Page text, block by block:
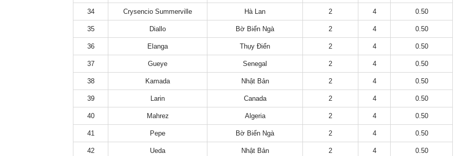
34 Crysencio Summerville Hà Lan 2 4 0.50
35 Diallo Bờ Biển Ngà 2 4 0.50
36 Elanga Thụy Điển 2 4 0.50
37 Gueye Senegal 2 4 0.50
38 Kamada Nhật Bản 2 4 0.50
39 Larin Canada 2 4 0.50
40 Mahrez Algeria 2 4 0.50
41 Pepe Bờ Biển Ngà 2 4 0.50
42 Ueda Nhật Bản 2 4 0.50